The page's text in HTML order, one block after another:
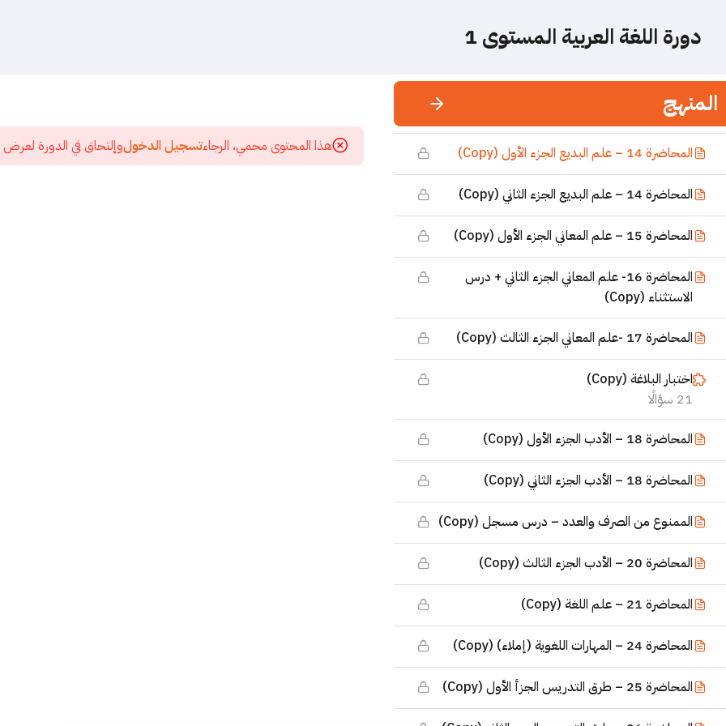
التوابع – محاضرة مسجلة ( التوكيد والعطف والنعت
المحاضرة 13 – علم البيان الجزء الثاني (Copy)
المحاضرة 14 – علم البديع الجزء الأول (Copy)
المحاضرة 14 – علم البديع الجزء الثاني (Copy)
المحاضرة 15 – علم المعاني الجزء الأول (Copy)
المحاضرة 16- علم المعاني الجزء الثاني + درس
الاستثناء (Copy)
المحاضرة 17 -علم المعاني الجزء الثالث (Copy)
اختبار البلاغة (Copy)
21 سؤالًا
المحاضرة 18 – الأدب الجزء الأول (Copy)
المحاضرة 18 – الأدب الجزء الثاني (Copy)
الممنوع من الصرف والعدد – درس مسجل (Copy)
المحاضرة 20 – الأدب الجزء الثالث (Copy)
المحاضرة 21 – علم اللغة (Copy)
المحاضرة 24 – المهارات اللغوية (إملاء) (Copy)
المحاضرة 25 – طرق التدريس الجزأ الأول (Copy)
دورة اللغة العربية المستوى 1
المنهج
هذا المحتوى محمي، الرجاءتسجيل الدخولوإلتحاق في الدورة